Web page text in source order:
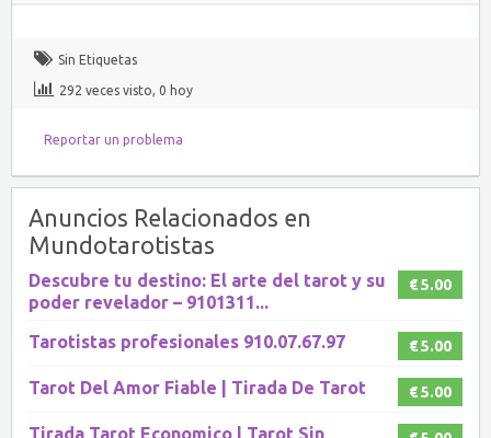
Sin Etiquetas
292 veces visto, 0 hoy
Reportar un problema
Anuncios Relacionados en
Mundotarotistas
€ 5.00
Descubre tu destino: El arte del tarot y su
poder revelador – 9101311...
€ 5.00
Tarotistas profesionales 910.07.67.97
€ 5.00
Tarot Del Amor Fiable | Tirada De Tarot